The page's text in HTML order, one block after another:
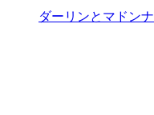
ダーリンとマドンナ